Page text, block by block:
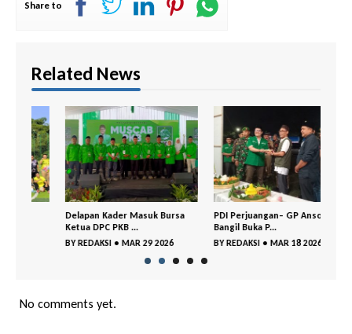
Share to
Related News
Delapan Kader Masuk Bursa
Ketua DPC PKB ...
REDAKSI •MAR 29 2026
PDI Perjuangan– GP Ansor
Bangil Buka P...
REDAKSI •MAR 18 2026
No comments yet.